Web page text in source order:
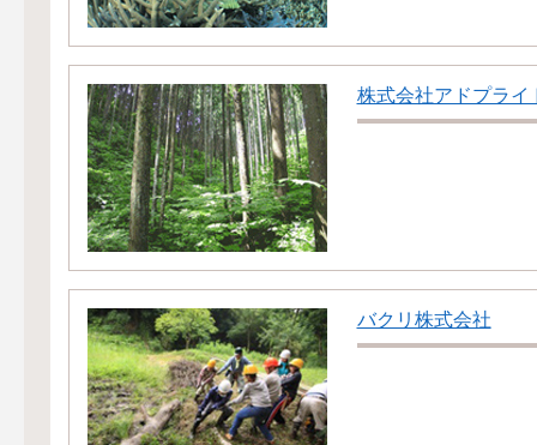
株式会社アドプライ
バクリ株式会社